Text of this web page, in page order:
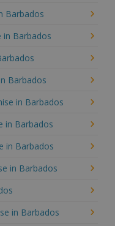
Barbados
in Barbados
Barbados
in Barbados
in Barbados
in Barbados
in Barbados
in Barbados